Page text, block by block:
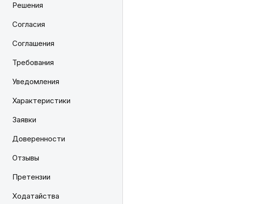
Решения
Согласия
Соглашения
Требования
Уведомления
Характеристики
Заявки
Доверенности
Отзывы
Претензии
Ходатайства